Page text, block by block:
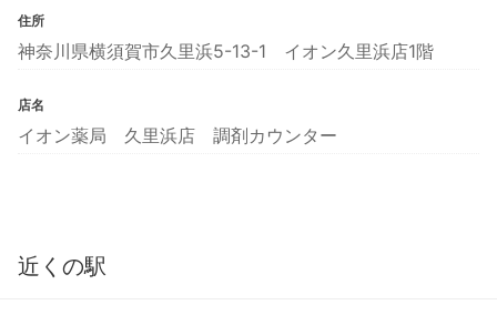
住所
神奈川県横須賀市久里浜5-13-1 イオン久里浜店1階
店名
イオン薬局 久里浜店 調剤カウンター
近くの駅